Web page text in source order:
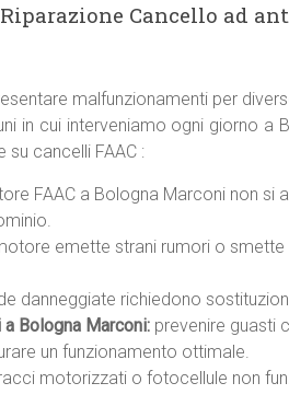
Cancello ad
malfunzionamenti per
in cui interveniamo ogni giorno a
cancelli FAAC :
FAAC a Bologna Marconi non si
emette strani rumori o smette
danneggiate richiedono
Bologna Marconi: prevenire guasti
un funzionamento ottimale.
motorizzati o fotocellule non